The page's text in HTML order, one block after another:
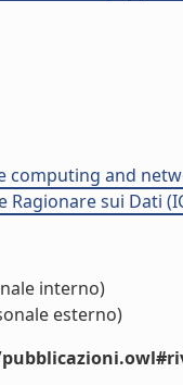
and
sui Dati
interno)
esterno)